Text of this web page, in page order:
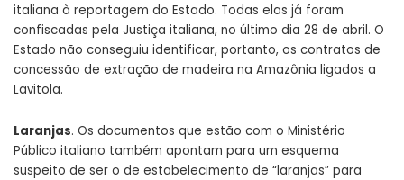
italiana à reportagem do Estado. Todas elas já foram
confiscadas pela Justiça italiana, no último dia 28 de abril. O
Estado não conseguiu identificar, portanto, os contratos de
concessão de extração de madeira na Amazônia ligados a
Lavitola.
Laranjas. Os documentos que estão com o Ministério
Público italiano também apontam para um esquema
suspeito de ser o de estabelecimento de “laranjas” para